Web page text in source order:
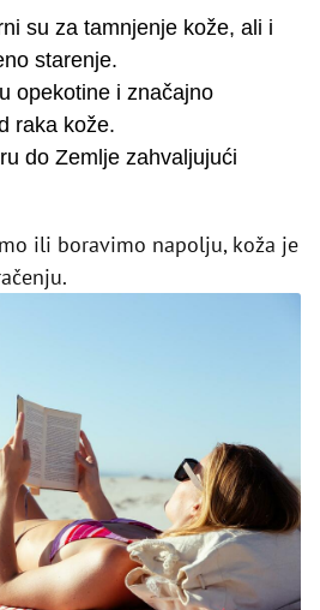
su za tamnjenje kože, ali i
starenje.
opekotine i značajno
raka kože.
do Zemlje zahvaljujući
ili boravimo napolju, koža je